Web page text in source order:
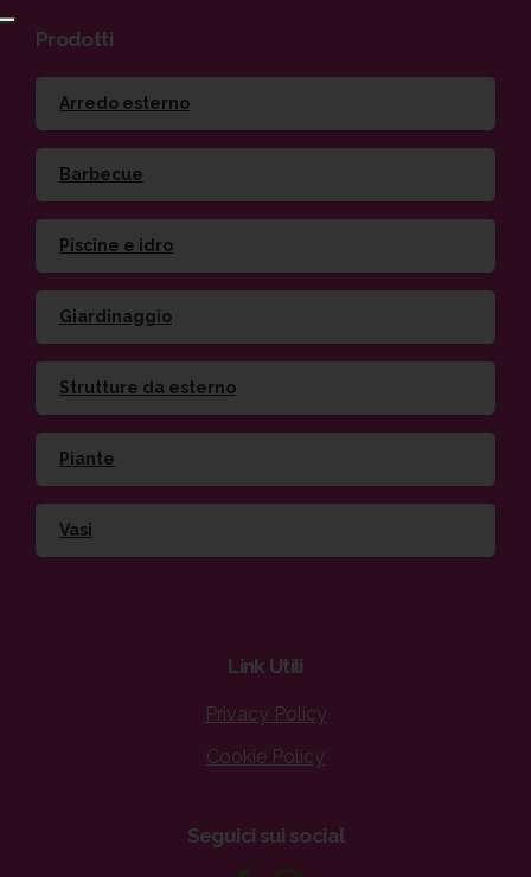
Prodotti
Arredo esterno
Barbecue
Piscine e idro
Giardinaggio
Strutture da esterno
Piante
Vasi
Link Utili
Privacy Policy
Cookie Policy
Seguici sui social